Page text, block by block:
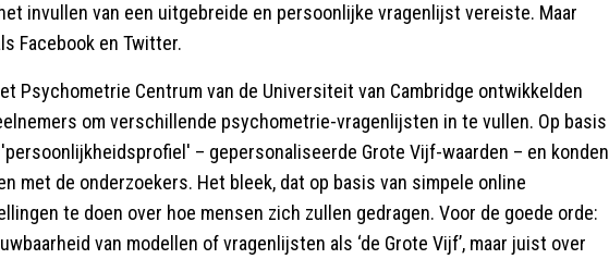
invullen van een uitgebreide en persoonlijke vragenlijst vereiste. Maar
Facebook en Twitter.
Psychometrie Centrum van de Universiteit van Cambridge ontwikkelden
om verschillende psychometrie-vragenlijsten in te vullen. Op basis
– gepersonaliseerde Grote Vijf-waarden – en konden
met de onderzoekers. Het bleek, dat op basis van simpele online
te doen over hoe mensen zich zullen gedragen. Voor de goede orde:
van modellen of vragenlijsten als ‘de Grote Vijf’, maar juist over